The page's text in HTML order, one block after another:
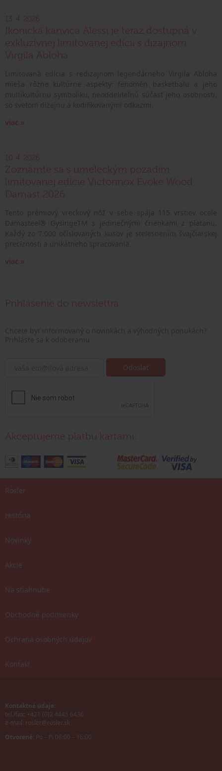
13. 4. 2026
Ikonická kanvica Alessi je teraz dostupná v
exkluzívnej limitovanej edícii s dizajnom
Virgila Abloha
viac »
10. 4. 2026
Zoznámte sa s umeleckým pozadím
limitovanej edície Victorinox Evoke Wood
Damast 2026
viac »
Prihlásenie do newslettra
Akceptujeme platbu kartami:
Rosler
História
Novinky
Akcie
Na stiahnutie
Obchodné podmienky
Ochrana osobných údajov
Kontakt
Kontaktné údaje:
tel./fax: +421 (0)2 4445 6436
e-mail: rosler@rosler.sk
Otvorené: Po – Pi 08:00 – 16:00